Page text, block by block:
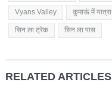
Vyans Valley कुमाऊं में यात्रा
सिन ला ट्रेक सिन ला पास
RELATED ARTICLES